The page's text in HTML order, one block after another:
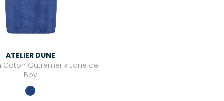
ATELIER DUNE
Coton Outremer x Jane de
Boy